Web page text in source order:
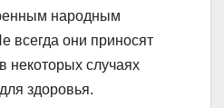
народным
всегда они приносят
некоторых случаях
здоровья.